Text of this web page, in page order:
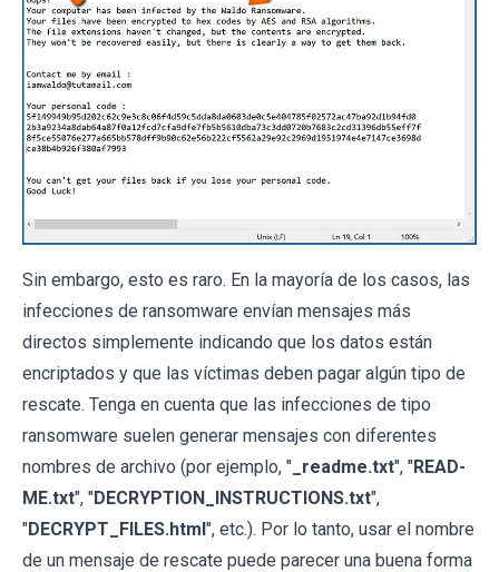
Sin embargo, esto es raro. En la mayoría de los casos, las
infecciones de ransomware envían mensajes más
directos simplemente indicando que los datos están
encriptados y que las víctimas deben pagar algún tipo de
rescate. Tenga en cuenta que las infecciones de tipo
ransomware suelen generar mensajes con diferentes
nombres de archivo (por ejemplo, " _readme.txt", "READ-
ME.txt", "DECRYPTION_INSTRUCTIONS.txt",
"DECRYPT_FILES.html", etc.). Por lo tanto, usar el nombre
de un mensaje de rescate puede parecer una buena forma